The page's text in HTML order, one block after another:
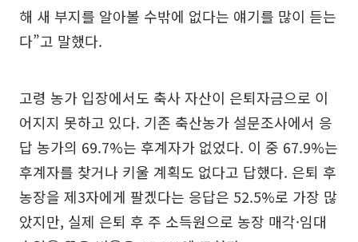
해 새 부지를 알아볼 수밖에 없다는 얘기를 많이 듣는
다”고 말했다.
고령 농가 입장에서도 축사 자산이 은퇴자금으로 이
어지지 못하고 있다. 기존 축산농가 설문조사에서 응
답 농가의 69.7%는 후계자가 없었다. 이 중 67.9%는
후계자를 찾거나 키울 계획도 없다고 답했다. 은퇴 후
농장을 제3자에게 팔겠다는 응답은 52.5%로 가장 많
았지만, 실제 은퇴 후 주 소득원으로 농장 매각·임대